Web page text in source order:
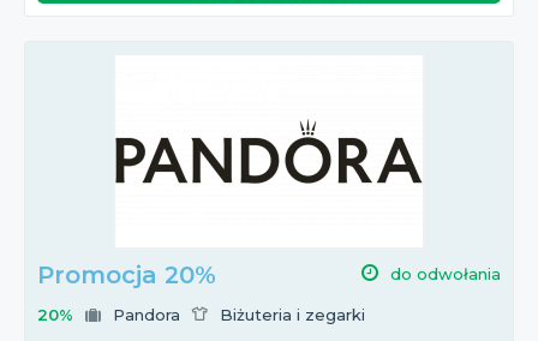
Promocja 20% do odwołania
20% Pandora Biżuteria i zegarki